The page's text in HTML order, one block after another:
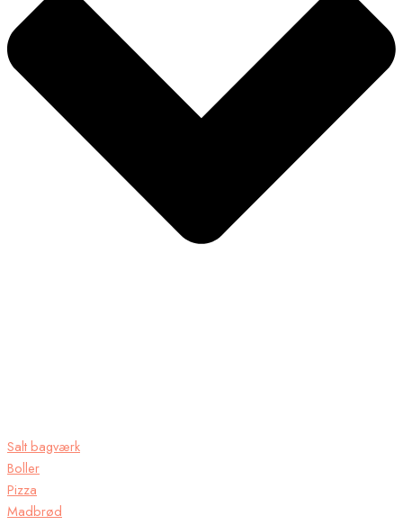
Salt bagværk
Boller
Pizza
Madbrød